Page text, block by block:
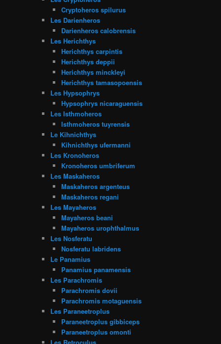
Cryptoheros spilurus
Les Darienheros
Darienheros calobrensis
Les Herichthys
Herichthys carpintis
Herichthys deppii
Herichthys minckleyi
Herichthys tamasopoensis
Les Hypsophrys
Hypsophrys nicaraguensis
Les Isthmoheros
Isthmoheros tuyrensis
Le Kihnichthys
Kihnichthys ufermanni
Les Kronoheros
Kronoheros umbriferum
Les Maskaheros
Maskaheros argenteus
Maskaheros regani
Les Mayaheros
Mayaheros beani
Mayaheros urophthalmus
Les Nosferatu
Nosferatu labridens
Le Panamius
Panamius panamensis
Les Parachromis
Parachromis dovii
Parachromis motaguensis
Les Paraneetroplus
Paraneetroplus gibbiceps
Paraneetroplus omonti